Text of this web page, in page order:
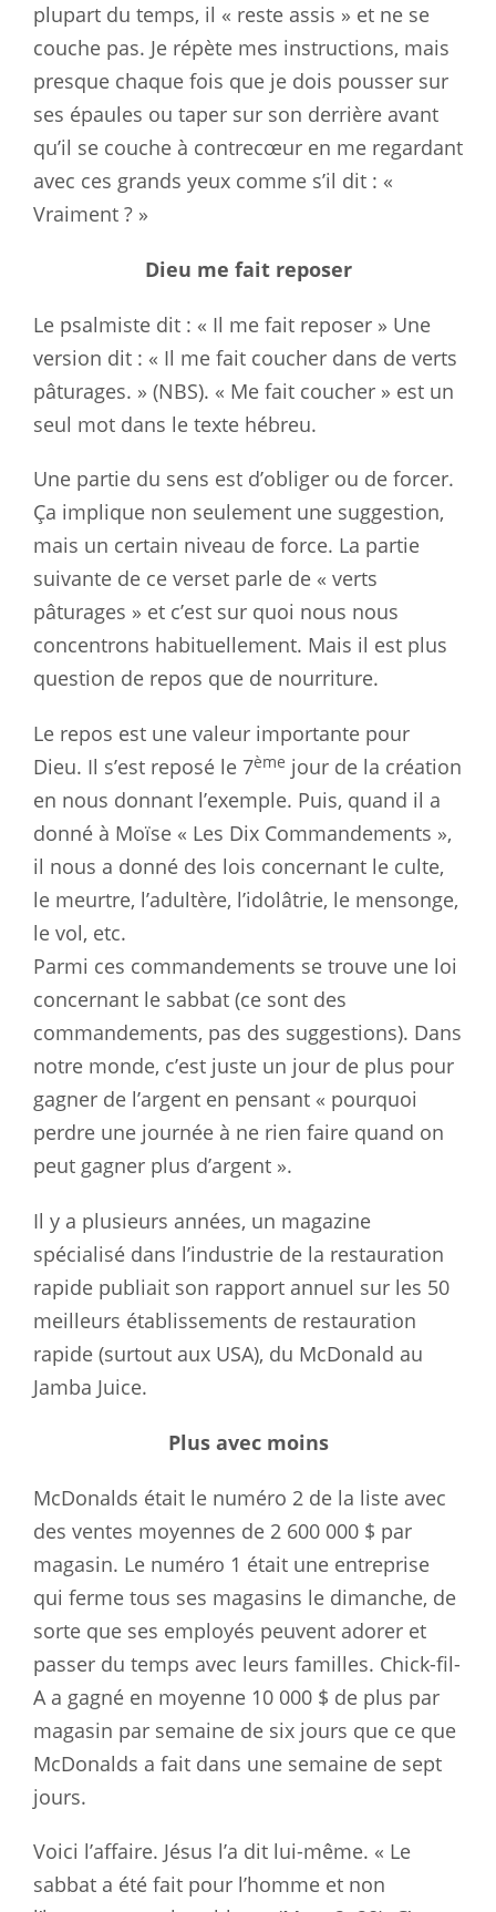
plupart du temps, il « reste assis » et ne se
couche pas. Je répète mes instructions, mais
presque chaque fois que je dois pousser sur
ses épaules ou taper sur son derrière avant
qu’il se couche à contrecœur en me regardant
avec ces grands yeux comme s’il dit : «
Vraiment ? »
Dieu me fait reposer
Le psalmiste dit : « Il me fait reposer » Une
version dit : « Il me fait coucher dans de verts
pâturages. » (NBS). « Me fait coucher » est un
seul mot dans le texte hébreu.
Une partie du sens est d’obliger ou de forcer.
Ça implique non seulement une suggestion,
mais un certain niveau de force. La partie
suivante de ce verset parle de « verts
pâturages » et c’est sur quoi nous nous
concentrons habituellement. Mais il est plus
question de repos que de nourriture.
Le repos est une valeur importante pour
Dieu. Il s’est reposé le 7ème jour de la création
en nous donnant l’exemple. Puis, quand il a
donné à Moïse « Les Dix Commandements »,
il nous a donné des lois concernant le culte,
le meurtre, l’adultère, l’idolâtrie, le mensonge,
le vol, etc.
Parmi ces commandements se trouve une loi
concernant le sabbat (ce sont des
commandements, pas des suggestions). Dans
notre monde, c’est juste un jour de plus pour
gagner de l’argent en pensant « pourquoi
perdre une journée à ne rien faire quand on
peut gagner plus d’argent ».
Il y a plusieurs années, un magazine
spécialisé dans l’industrie de la restauration
rapide publiait son rapport annuel sur les 50
meilleurs établissements de restauration
rapide (surtout aux USA), du McDonald au
Jamba Juice.
Plus avec moins
McDonalds était le numéro 2 de la liste avec
des ventes moyennes de 2 600 000 $ par
magasin. Le numéro 1 était une entreprise
qui ferme tous ses magasins le dimanche, de
sorte que ses employés peuvent adorer et
passer du temps avec leurs familles. Chick-fil-
A a gagné en moyenne 10 000 $ de plus par
magasin par semaine de six jours que ce que
McDonalds a fait dans une semaine de sept
jours.
Voici l’affaire. Jésus l’a dit lui-même. « Le
sabbat a été fait pour l’homme et non